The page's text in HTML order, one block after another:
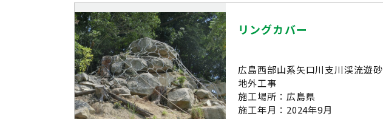
リングカバー
広島西部山系矢口川支川渓流遊砂
地外工事
施工場所：広島県
施工年月：2024年9月